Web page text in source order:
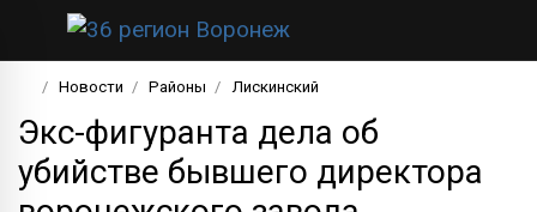
Новости Районы Лискинский
Экс-фигуранта дела об
убийстве бывшего директора